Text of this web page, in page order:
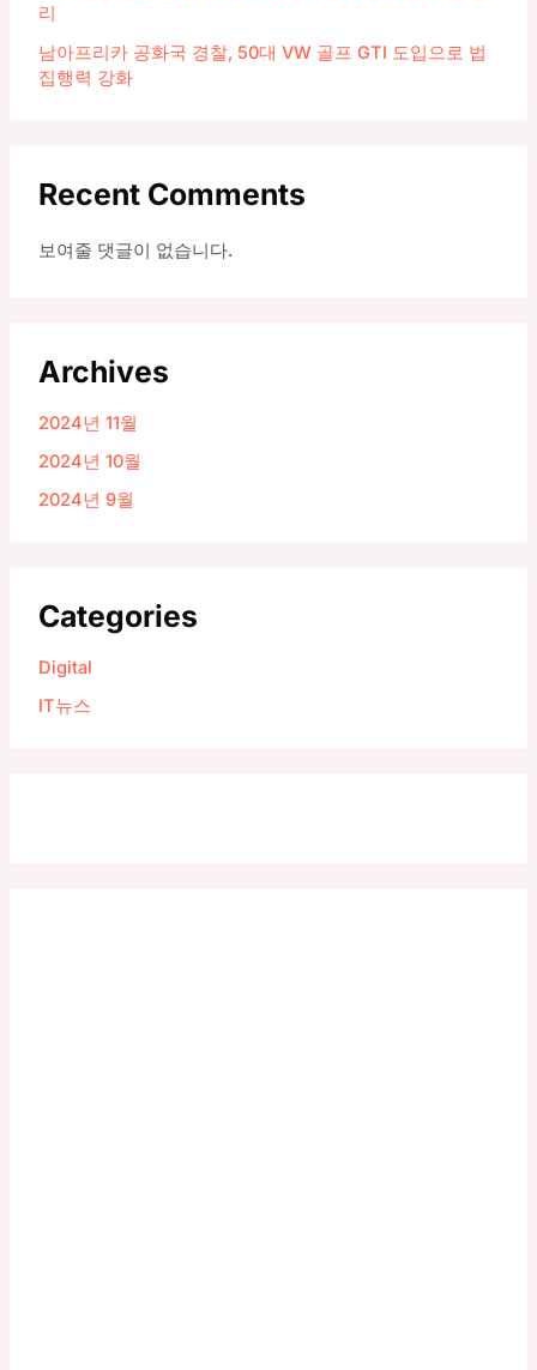
리
남아프리카 공화국 경찰, 50대 VW 골프 GTI 도입으로 법
집행력 강화
Recent Comments
보여줄 댓글이 없습니다.
Archives
2024년 11월
2024년 10월
2024년 9월
Categories
Digital
IT뉴스